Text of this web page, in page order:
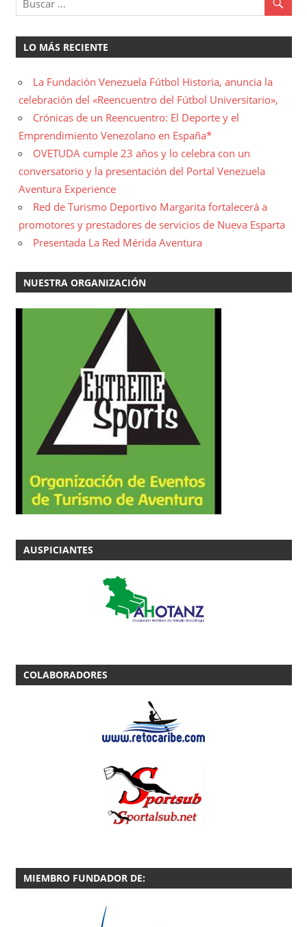
LO MÁS RECIENTE
La Fundación Venezuela Fútbol Historia, anuncia la
celebración del «Reencuentro del Fútbol Universitario»,
Crónicas de un Reencuentro: El Deporte y el
Emprendimiento Venezolano en España*
OVETUDA cumple 23 años y lo celebra con un
conversatorio y la presentación del Portal Venezuela
Aventura Experience
Red de Turismo Deportivo Margarita fortalecerá a
promotores y prestadores de servicios de Nueva Esparta
Presentada La Red Mérida Aventura
NUESTRA ORGANIZACIÓN
AUSPICIANTES
COLABORADORES
MIEMBRO FUNDADOR DE: